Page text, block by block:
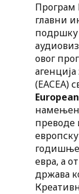
Програм
главни
подршку
овог
(EACEA)
намењен
преводе
евра, а
држава